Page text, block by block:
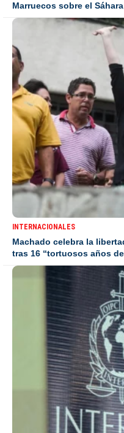
Marruecos sobre el
INTERNACIONALES
Machado celebra la
tras 16 “tortuosos años